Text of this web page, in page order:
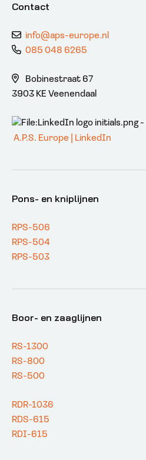
Contact
info@aps-europe.nl
085 048 6265
Bobinestraat 67
3903 KE Veenendaal
A.P.S. Europe | LinkedIn
Pons- en kniplijnen
RPS-506
RPS-504
RPS-503
Boor- en zaaglijnen
RS-1300
RS-800
RS-500
RDR-1036
RDS-615
RDI-615